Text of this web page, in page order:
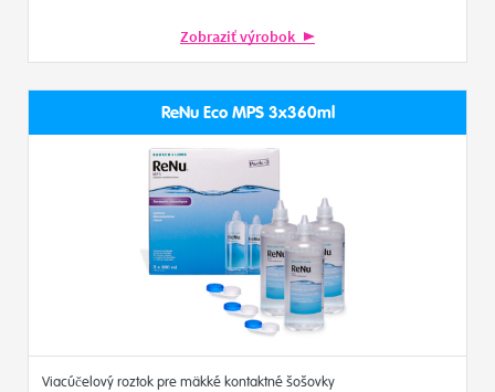
Zobraziť výrobok
ReNu Eco MPS 3x360ml
Viacúčelový roztok pre mäkké kontaktné šošovky